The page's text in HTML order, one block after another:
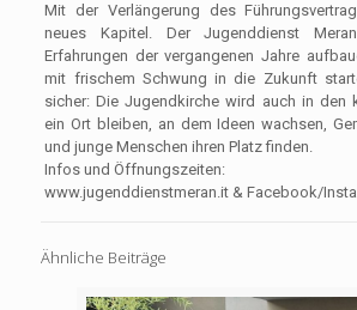
Mit der Verlängerung des
neues Kapitel. Der Jugenddienst
Erfahrungen der vergangenen Jahre
mit frischem Schwung in die Zukunft
sicher: Die Jugendkirche wird auch in den
ein Ort bleiben, an dem Ideen wachsen,
und junge Menschen ihren Platz finden.
Infos und Öffnungszeiten:
www.jugenddienstmeran.it & Facebook/
Ähnliche Beiträge